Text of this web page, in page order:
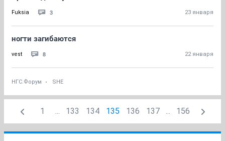
Fuksia 3 23 января
ногти загибаются
vest 8 22 января
НГС.Форум SHE
1 ... 133 134 135 136 137 ... 156